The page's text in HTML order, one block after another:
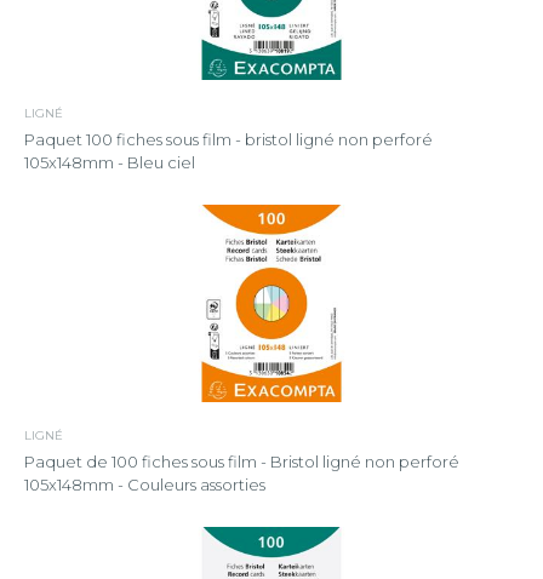
LIGNÉ
Paquet 100 fiches sous film - bristol ligné non perforé
105x148mm - Bleu ciel
LIGNÉ
Paquet de 100 fiches sous film - Bristol ligné non perforé
105x148mm - Couleurs assorties